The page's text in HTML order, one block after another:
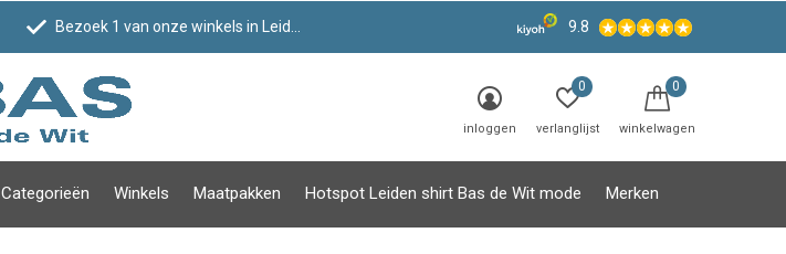
Categorieën Winkels Maatpakken Hotspot Leiden shirt Bas de Wit mode Merken
inloggen verlanglijst
0
winkelwagen
0
Bezoek 1 van onze winkels in Leiden! 9.8